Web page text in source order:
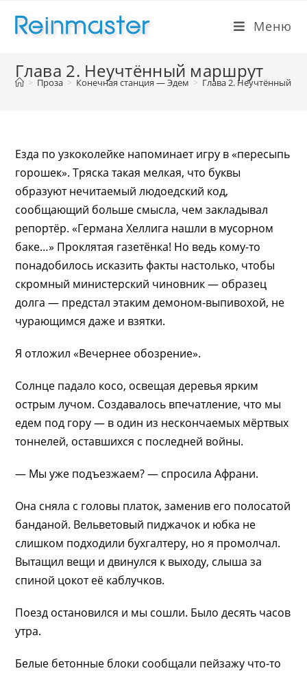
Меню
Глава 2. Неучтённый маршрут
> Проза > Конечная станция — Эдем > Глава 2. Неучтённый
Езда по узкоколейке напоминает игру в «пересыпь
горошек». Тряска такая мелкая, что буквы
образуют нечитаемый людоедский код,
сообщающий больше смысла, чем закладывал
репортёр. «Германа Хеллига нашли в мусорном
баке…» Проклятая газетёнка! Но ведь кому-то
понадобилось исказить факты настолько, чтобы
скромный министерский чиновник — образец
долга — предстал этаким демоном-выпивохой, не
чурающимся даже и взятки.
Я отложил «Вечернее обозрение».
Солнце падало косо, освещая деревья ярким
острым лучом. Создавалось впечатление, что мы
едем под гору — в один из нескончаемых мёртвых
тоннелей, оставшихся с последней войны.
— Мы уже подъезжаем? — спросила Афрани.
Она сняла с головы платок, заменив его полосатой
банданой. Вельветовый пиджачок и юбка не
слишком подходили бухгалтеру, но я промолчал.
Вытащил вещи и двинулся к выходу, слыша за
спиной цокот её каблучков.
Поезд остановился и мы сошли. Было десять часов
утра.
Белые бетонные блоки сообщали пейзажу что-то